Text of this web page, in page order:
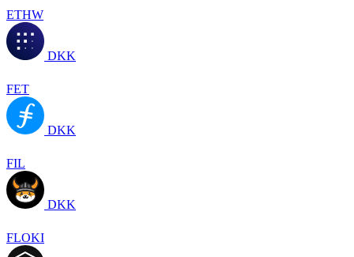
ETHW
DKK
FET
DKK
FIL
DKK
FLOKI